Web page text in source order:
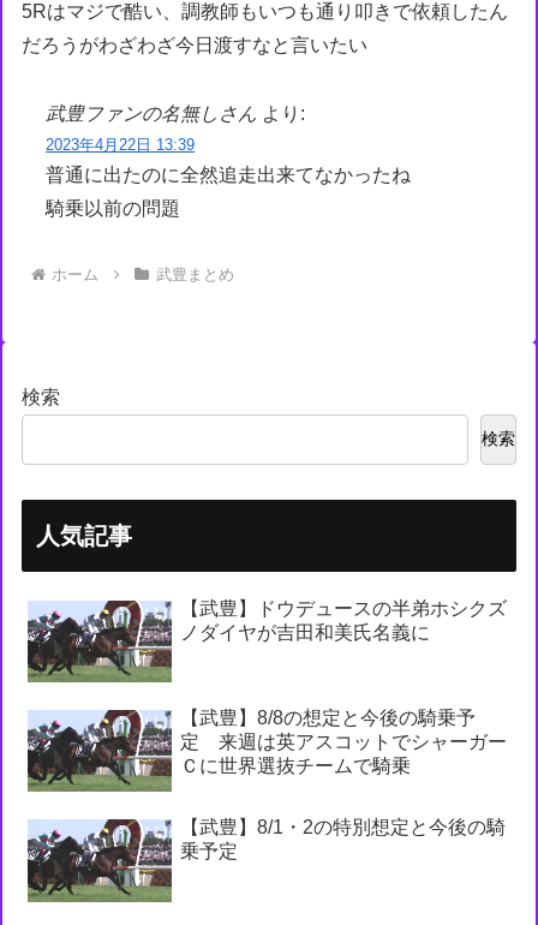
5Rはマジで酷い、調教師もいつも通り叩きで依頼したん
だろうがわざわざ今日渡すなと言いたい
武豊ファンの名無しさん より:
2023年4月22日 13:39
普通に出たのに全然追走出来てなかったね
騎乗以前の問題
ホーム 武豊まとめ
検索
検索
人気記事
【武豊】ドウデュースの半弟ホシクズ
ノダイヤが吉田和美氏名義に
【武豊】8/8の想定と今後の騎乗予
定 来週は英アスコットでシャーガー
Ｃに世界選抜チームで騎乗
【武豊】8/1・2の特別想定と今後の騎
乗予定